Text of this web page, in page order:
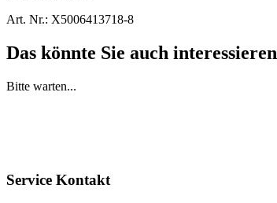
Art. Nr.: X5006413718-8
Das könnte Sie auch interessieren
Bitte warten...
Service Kontakt